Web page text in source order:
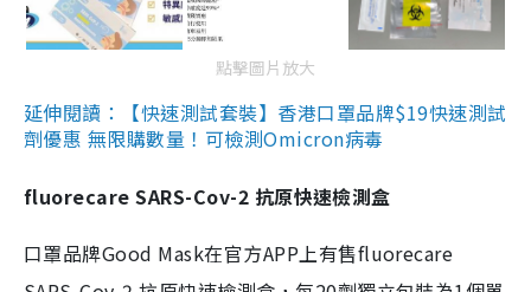
點擊圖片放大
延伸閱讀：【快速測試套裝】香港口罩品牌$19快速測試
劑優惠 無限購數量！可檢測Omicron病毒
fluorecare SARS-Cov-2 抗原快速檢測盒
口罩品牌Good Mask在官方APP上有售fluorecare